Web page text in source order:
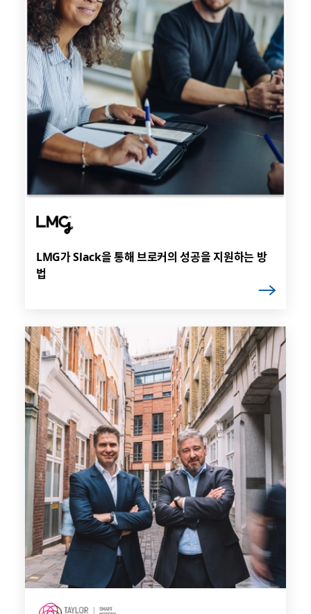
LMG가 Slack을 통해 브로커의 성공을 지원하는 방
법